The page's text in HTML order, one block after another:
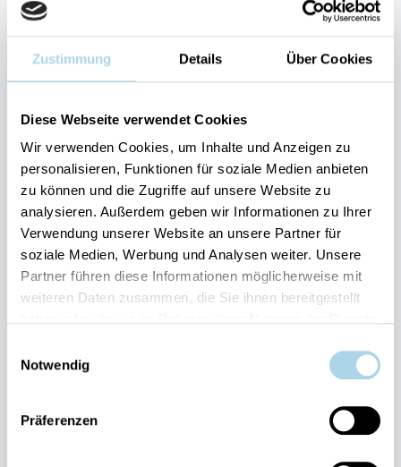
Zustimmung Details Über Cookies
Diese Webseite verwendet Cookies
Wir verwenden Cookies, um Inhalte und Anzeigen zu
personalisieren, Funktionen für soziale Medien anbieten
zu können und die Zugriffe auf unsere Website zu
analysieren. Außerdem geben wir Informationen zu Ihrer
Verwendung unserer Website an unsere Partner für
soziale Medien, Werbung und Analysen weiter. Unsere
Partner führen diese Informationen möglicherweise mit
weiteren Daten zusammen, die Sie ihnen bereitgestellt
Notwendig
Präferenzen
Ausstattung
44 Bewertungen
Ihre Vorteile auf einen Blick:
Bestpreis-Garantie für Ihren Urlaub
Flexible An- und Abreise 24/7 möglich
Risikofrei bis 60 Tage vorher stornieren
Sofortige Buchungsbestätigung
Persönlicher Gästeservice vor Ort Transparente